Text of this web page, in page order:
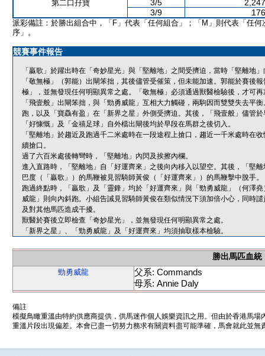
第二口孖寶 3/5
3/9
派彩備註：於勝出組合中，「F」代表「任何組合」；「M」則代表「任何
序」。
競賽事件報告
「贏歌」於躍出時在「奇妙星光」與「堅離地」之間受擠迫，當時「堅離地
「敬無極」（郭能）出閘笨拙，其後儘管受催策，但未能加速。郭能於賽後
極」，並無發現任何明顯異常之處。「敬無極」必須通過獸醫檢驗後，才可再
「飛壹般」出閘笨拙，與「勁勇威龍」互相大力觸碰，兩駒因而雙雙失去平
跑，以及「寶驫有盈」在「新界之星」外側受擠迫。其後，「飛壹般」儘管
「好慷慨」及「金禧足球」自外檔出閘後均於早段在馬群之後切入。
「堅離地」於趨近及跑過千二米處時在一段途程上搶口，趨近一千米處時在
續搶口。
過了六百米處後轉彎時，「堅離地」內閃及挨擦內欄。
進入直路時，「堅離地」自「好運齊來」之後向內移入以望空。其後，「堅
巴度（「贏歌」）的馬鞭被見習騎師黃俊（「好運齊來」）的馬鞭擊中脫手。
跑過終點時，「贏歌」及「靈鋒」均於「好運齊來」與「勁勇威龍」（何澤
威龍」則向內斜跑。小組告誡見習騎師黃俊在類似情況下須加倍小心，同時
及對其他馬匹造成干擾。
獸醫於賽後立即檢查「奇妙星光」，並無發現任何明顯異常之處。
「新界之星」、「勁勇威龍」及「好運齊來」均須抽取樣本檢驗。
勝出馬匹血統
勁勇威龍
父系: Commands
母系: Annie Daly
備註
模擬鳥瞰重溫由特約供應商提供，供馬迷作個人娛樂資訊之用。但由於香港馬
重溫片段出現偏差。本會已盡一切努力務求有關資料盡可能準確，馬會就此並